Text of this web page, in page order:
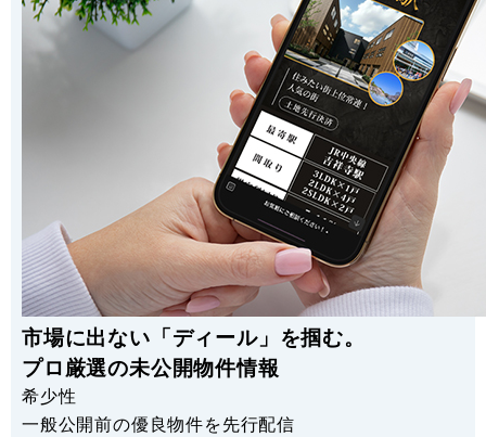
市場に出ない「ディール」を掴む。
プロ厳選の未公開物件情報
希少性
一般公開前の優良物件を先行配信